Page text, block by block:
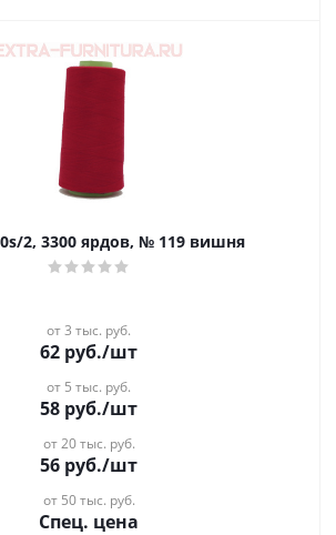
2, 3300 ярдов, № 119 вишня
от 3 тыс. руб.
62 руб./шт
от 5 тыс. руб.
58 руб./шт
от 20 тыс. руб.
56 руб./шт
от 50 тыс. руб.
Спец. цена